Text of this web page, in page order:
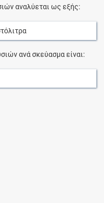
αναλύεται ως εξής:
ανά σκεύασμα είναι: